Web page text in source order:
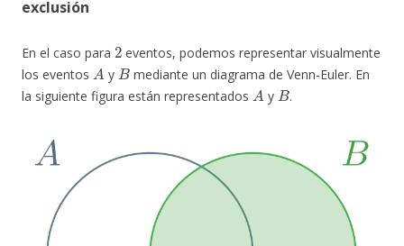
exclusión
En el caso para
2
eventos, podemos representar visualmente
los eventos
A
y
B
mediante un diagrama de Venn-Euler. En
la siguiente figura están representados
A
y
B
.